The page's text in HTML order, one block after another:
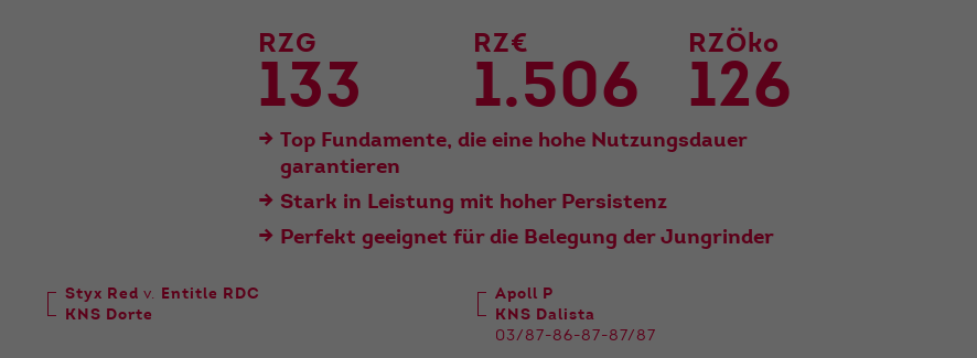
RZG
133
RZ€
1.506
RZÖko
126
Top Fundamente, die eine hohe Nutzungsdauer
garantieren
Stark in Leistung mit hoher Persistenz
Perfekt geeignet für die Belegung der Jungrinder
Styx Red v. Entitle RDC
KNS Dorte
Apoll P
KNS Dalista
03/87-86-87-87/87
Cookie Einstellungen speichern
Ihnen zusätzliche Informationen anzubieten.